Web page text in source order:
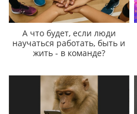
А что будет, если люди
научаться работать, быть и
жить - в команде?